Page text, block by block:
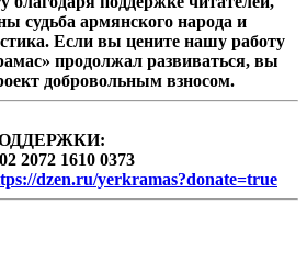
судьба армянского народа и
Если вы цените нашу работу
продолжал развиваться, вы
добровольным взносом.
2072 1610 0373
dzen.ru/yerkramas?donate=true